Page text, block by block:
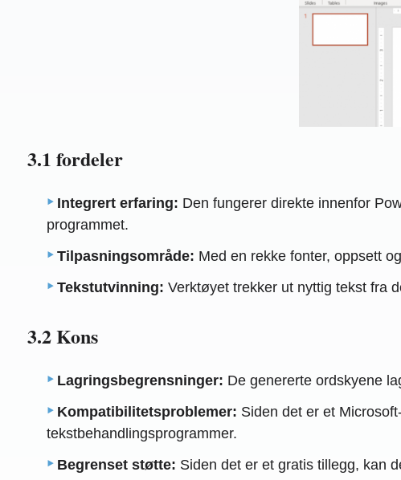
3.1 fordeler
Integrert erfaring: Den fungerer direkte innenfor
programmet.
Tilpasningsområde: Med en rekke fonter, oppsett
Tekstutvinning: Verktøyet trekker ut nyttig tekst fra
3.2 Kons
Lagringsbegrensninger: De genererte ordskyene
Kompatibilitetsproblemer: Siden det er et
tekstbehandlingsprogrammer.
Begrenset støtte: Siden det er et gratis tillegg, kan